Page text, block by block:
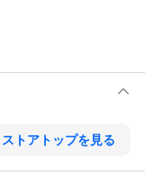
ストアトップを見る